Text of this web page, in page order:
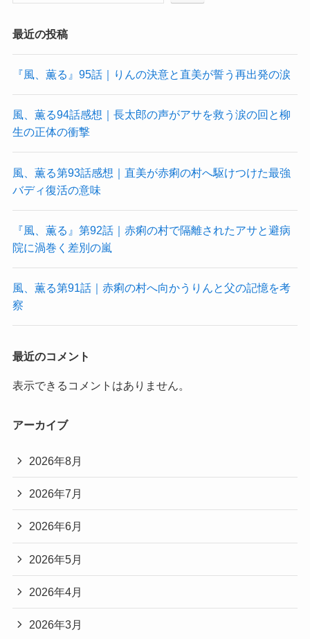
最近の投稿
『風、薫る』95話｜りんの決意と直美が誓う再出発の涙
風、薫る94話感想｜長太郎の声がアサを救う涙の回と柳
生の正体の衝撃
風、薫る第93話感想｜直美が赤痢の村へ駆けつけた最強
バディ復活の意味
『風、薫る』第92話｜赤痢の村で隔離されたアサと避病
院に渦巻く差別の嵐
風、薫る第91話｜赤痢の村へ向かうりんと父の記憶を考
察
最近のコメント
表示できるコメントはありません。
アーカイブ
2026年8月
2026年7月
2026年6月
2026年5月
2026年4月
2026年3月